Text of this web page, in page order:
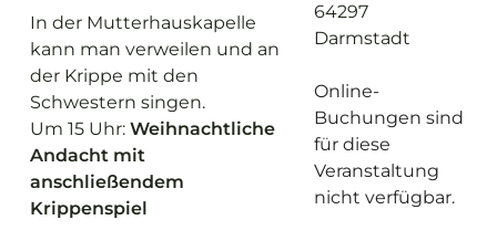
In der Mutterhauskapelle
kann man verweilen und an
der Krippe mit den
Schwestern singen.
Um 15 Uhr: Weihnachtliche
Andacht mit
anschließendem
Krippenspiel
64297
Darmstadt
Online-
Buchungen sind
für diese
Veranstaltung
nicht verfügbar.